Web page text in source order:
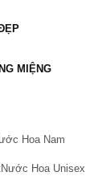
Lip Balm
MIỆNG
Hoa Nam
Nước Hoa Unisex